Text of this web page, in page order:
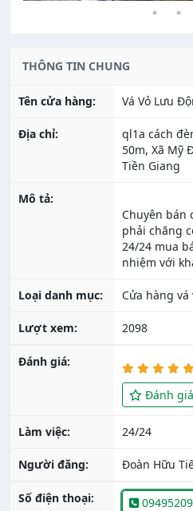
THÔNG TIN CHUNG
Tên cửa hàng: Vá Vỏ Lưu
Địa chỉ:
ql1a cách
50m, Xã Mỹ
Tiền Giang
Mô tả:
Chuyên bán
phải chăng
24/24 mua
Loại danh mục: Cửa hàng vá
Lượt xem: 2098
Đánh giá:
Đánh
Làm việc: 24/24
Người đăng: Đoàn Hữu
Số điện thoại: